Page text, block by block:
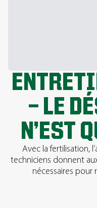
— LE
N’EST
Avec la fertilisation,
techniciens donnent
nécessaires pour